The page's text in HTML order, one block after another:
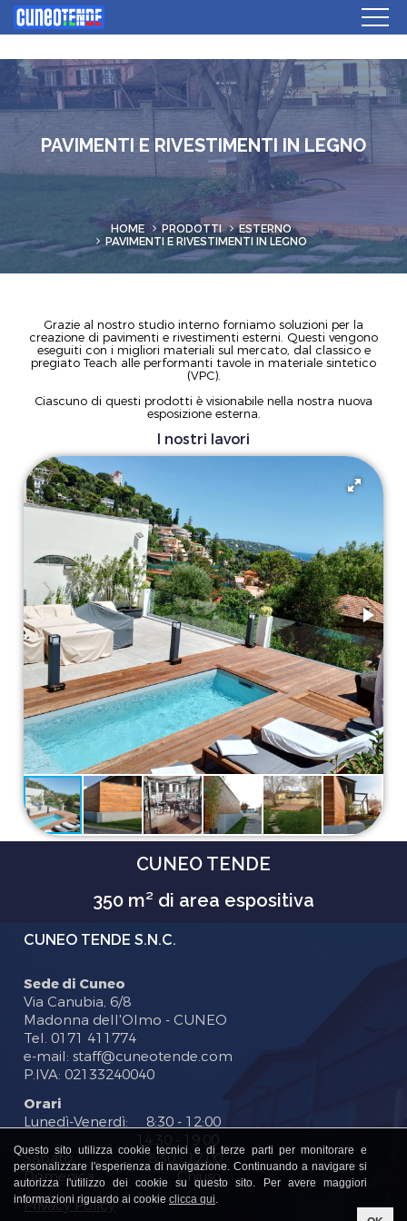
Questo sito utilizza cookie tecnici e di terze parti per monitorare e
personalizzare l'esperienza di navigazione. Continuando a navigare si
autorizza l'utilizzo dei cookie su questo sito. Per avere maggiori
informazioni riguardo ai cookie clicca qui.
PAVIMENTI E RIVESTIMENTI IN LEGNO
HOME PRODOTTI
ESTERNO
PAVIMENTI E RIVESTIMENTI IN LEGNO
Grazie al nostro studio interno forniamo soluzioni per la
creazione di pavimenti e rivestimenti esterni. Questi vengono
eseguiti con i migliori materiali sul mercato, dal classico e
pregiato Teach alle performanti tavole in materiale sintetico
(VPC).
Ciascuno di questi prodotti è visionabile nella nostra nuova
esposizione esterna.
I nostri lavori
CUNEO TENDE
350 m² di area espositiva
CUNEO TENDE S.N.C.
Sede di Cuneo
Via Canubia, 6/8
Madonna dell'Olmo - CUNEO
Tel. 0171 411774
e-mail: staff@cuneotende.com
P.IVA: 02133240040
Orari
Lunedì-Venerdì: 8:30 - 12:00
14:30 - 19:00
Sabato: 8:30 - 12:00
Domenica: Chiuso
Privacy Policy